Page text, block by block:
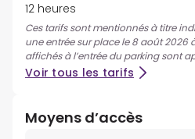
12 heures
Ces tarifs sont mentionnés à titre
une entrée sur place le 8 août 2026
affichés à l’entrée du parking sont
Voir tous les tarifs
Moyens d’accès